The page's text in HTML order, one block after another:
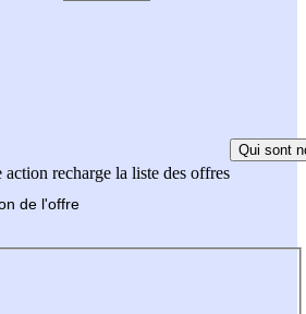
action recharge la liste des offres
Qui sont
de l'offre